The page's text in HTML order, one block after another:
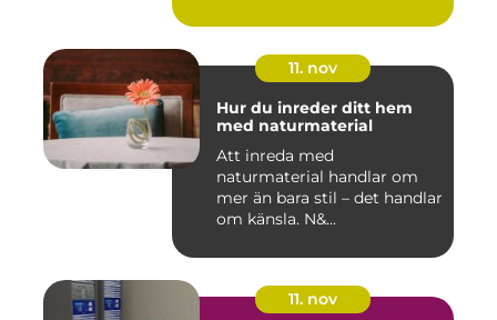
11. nov
Hur du inreder ditt hem
med naturmaterial
Att inreda med
naturmaterial handlar om
mer än bara stil – det handlar
om känsla. N&...
11. nov